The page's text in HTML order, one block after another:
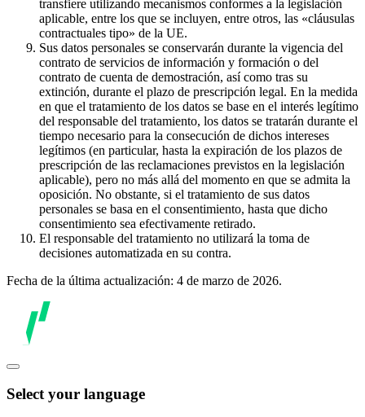
transfiere utilizando mecanismos conformes a la legislación
aplicable, entre los que se incluyen, entre otros, las «cláusulas
contractuales tipo» de la UE.
Sus datos personales se conservarán durante la vigencia del
contrato de servicios de información y formación o del
contrato de cuenta de demostración, así como tras su
extinción, durante el plazo de prescripción legal. En la medida
en que el tratamiento de los datos se base en el interés legítimo
del responsable del tratamiento, los datos se tratarán durante el
tiempo necesario para la consecución de dichos intereses
legítimos (en particular, hasta la expiración de los plazos de
prescripción de las reclamaciones previstos en la legislación
aplicable), pero no más allá del momento en que se admita la
oposición. No obstante, si el tratamiento de sus datos
personales se basa en el consentimiento, hasta que dicho
consentimiento sea efectivamente retirado.
El responsable del tratamiento no utilizará la toma de
decisiones automatizada en su contra.
Fecha de la última actualización: 4 de marzo de 2026.
Select your language